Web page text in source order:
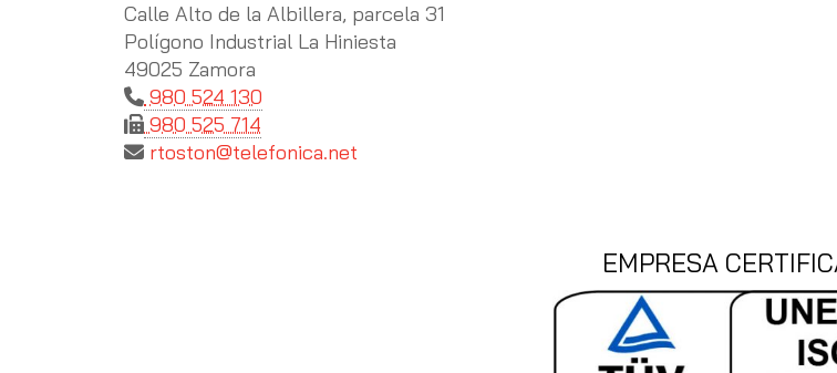
Calle Alto de la Albillera, parcela 31
Polígono Industrial La Hiniesta
49025 Zamora
980 524 130
980 525 714
rtoston
telefonica.net
EMPRESA